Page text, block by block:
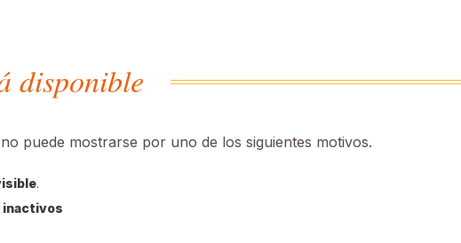
disponible
puede mostrarse por uno de los siguientes motivos.
.
inactivos